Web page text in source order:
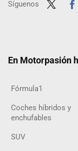
Síguenos
En Motorpasión
Fórmula1
Coches híbridos y
enchufables
SUV